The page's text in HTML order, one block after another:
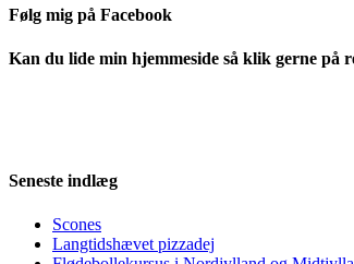
Følg mig på Facebook
Kan du lide min hjemmeside så klik gerne på
Seneste indlæg
Scones
Langtidshævet pizzadej